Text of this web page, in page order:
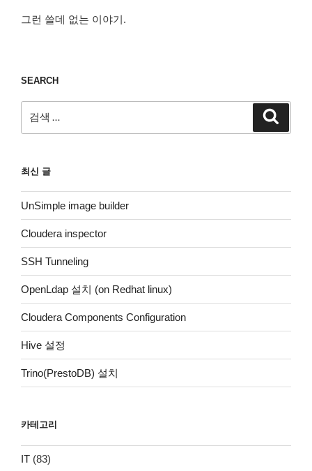
그런 쓸데 없는 이야기.
SEARCH
색:
최신 글
UnSimple image builder
Cloudera inspector
SSH Tunneling
OpenLdap 설치 (on Redhat linux)
Cloudera Components Configuration
Hive 설정
Trino(PrestoDB) 설치
카테고리
IT (83)